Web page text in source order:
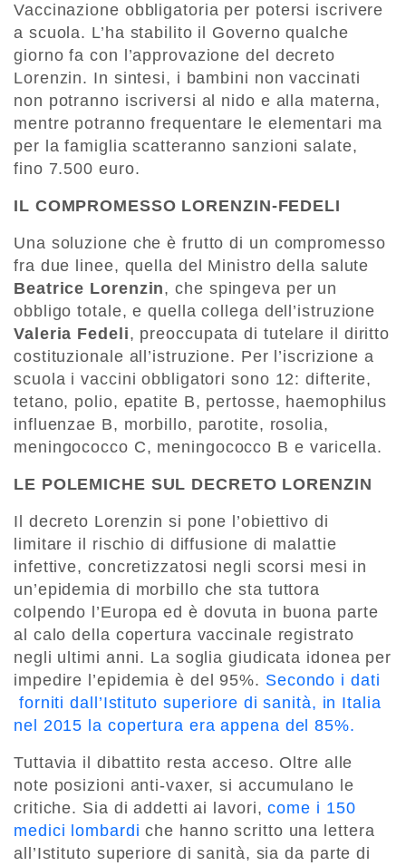
Vaccinazione obbligatoria per potersi iscrivere
a scuola. L’ha stabilito il Governo qualche
giorno fa con l’approvazione del decreto
Lorenzin. In sintesi, i bambini non vaccinati
non potranno iscriversi al nido e alla materna,
mentre potranno frequentare le elementari ma
per la famiglia scatteranno sanzioni salate,
fino 7.500 euro.
IL COMPROMESSO LORENZIN-FEDELI
Una soluzione che è frutto di un compromesso
fra due linee, quella del Ministro della salute
Beatrice Lorenzin, che spingeva per un
obbligo totale, e quella collega dell’istruzione
Valeria Fedeli, preoccupata di tutelare il diritto
costituzionale all’istruzione. Per l’iscrizione a
scuola i vaccini obbligatori sono 12: difterite,
tetano, polio, epatite B, pertosse, haemophilus
influenzae B, morbillo, parotite, rosolia,
meningococco C, meningococco B e varicella.
LE POLEMICHE SUL DECRETO LORENZIN
Il decreto Lorenzin si pone l’obiettivo di
limitare il rischio di diffusione di malattie
infettive, concretizzatosi negli scorsi mesi in
un’epidemia di morbillo che sta tuttora
colpendo l’Europa ed è dovuta in buona parte
al calo della copertura vaccinale registrato
negli ultimi anni. La soglia giudicata idonea per
impedire l’epidemia è del 95%. Secondo i dati
forniti dall’Istituto superiore di sanità, in Italia
nel 2015 la copertura era appena del 85%.
Tuttavia il dibattito resta acceso. Oltre alle
note posizioni anti-vaxer, si accumulano le
critiche. Sia di addetti ai lavori,come i 150
medici lombardi che hanno scritto una lettera
all’Istituto superiore di sanità, sia da parte di